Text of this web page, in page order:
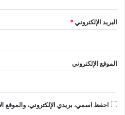
البريد الإلكتروني*
الموقع الإلكتروني
احفظ اسمي، بريدي الإلكتروني، والموقع